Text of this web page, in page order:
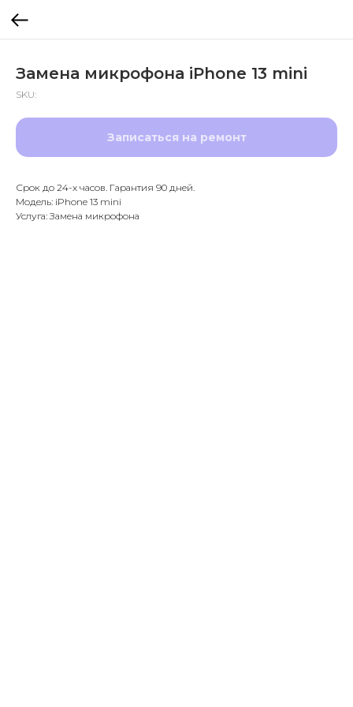
Замена микрофона iPhone 13 mini
SKU:
Записаться на ремонт
Срок до 24-х часов. Гарантия 90 дней.
Модель: iPhone 13 mini
Услуга: Замена микрофона